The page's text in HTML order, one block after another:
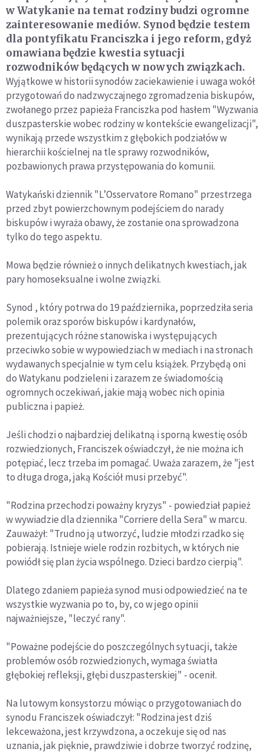
w Watykanie na temat rodziny budzi ogromne
zainteresowanie mediów. Synod będzie testem
dla pontyfikatu Franciszka i jego reform, gdyż
omawiana będzie kwestia sytuacji
rozwodników będących w nowych związkach.
Wyjątkowe w historii synodów zaciekawienie i uwaga wokół
przygotowań do nadzwyczajnego zgromadzenia biskupów,
zwołanego przez papieża Franciszka pod hasłem "Wyzwania
duszpasterskie wobec rodziny w kontekście ewangelizacji",
wynikają przede wszystkim z głębokich podziałów w
hierarchii kościelnej na tle sprawy rozwodników,
pozbawionych prawa przystępowania do komunii.
Watykański dziennik "L’Osservatore Romano" przestrzega
przed zbyt powierzchownym podejściem do narady
biskupów i wyraża obawy, że zostanie ona sprowadzona
tylko do tego aspektu.
Mowa będzie również o innych delikatnych kwestiach, jak
pary homoseksualne i wolne związki.
Synod , który potrwa do 19 października, poprzedziła seria
polemik oraz sporów biskupów i kardynałów,
prezentujących różne stanowiska i występujących
przeciwko sobie w wypowiedziach w mediach i na stronach
wydawanych specjalnie w tym celu książek. Przybędą oni
do Watykanu podzieleni i zarazem ze świadomością
ogromnych oczekiwań, jakie mają wobec nich opinia
publiczna i papież.
Jeśli chodzi o najbardziej delikatną i sporną kwestię osób
rozwiedzionych, Franciszek oświadczył, że nie można ich
potępiać, lecz trzeba im pomagać. Uważa zarazem, że "jest
to długa droga, jaką Kościół musi przebyć".
"Rodzina przechodzi poważny kryzys" - powiedział papież
w wywiadzie dla dziennika "Corriere della Sera" w marcu.
Zauważył: "Trudno ją utworzyć, ludzie młodzi rzadko się
pobierają. Istnieje wiele rodzin rozbitych, w których nie
powiódł się plan życia wspólnego. Dzieci bardzo cierpią".
Dlatego zdaniem papieża synod musi odpowiedzieć na te
wszystkie wyzwania po to, by, co w jego opinii
najważniejsze, "leczyć rany".
"Poważne podejście do poszczególnych sytuacji, także
problemów osób rozwiedzionych, wymaga światła
głębokiej refleksji, głębi duszpasterskiej" - ocenił.
Na lutowym konsystorzu mówiąc o przygotowaniach do
synodu Franciszek oświadczył: "Rodzina jest dziś
lekceważona, jest krzywdzona, a oczekuje się od nas
uznania, jak pięknie, prawdziwie i dobrze tworzyć rodzinę,